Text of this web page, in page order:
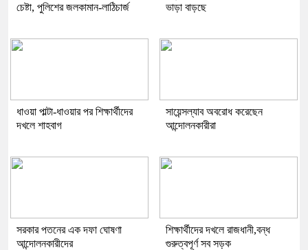
চেষ্টা, পুলিশের জলকামান-লাঠিচার্জ
ভাড়া বাড়ছে
ধাওয়া পাল্টা-ধাওয়ার পর শিক্ষার্থীদের
দখলে শাহবাগ
সায়েন্সল্যাব অবরোধ করেছেন
আন্দোলনকারীরা
সরকার পতনের এক দফা ঘোষণা
আন্দোলনকারীদের
শিক্ষার্থীদের দখলে রাজধানী,বন্ধ
গুরুত্বপূর্ণ সব সড়ক